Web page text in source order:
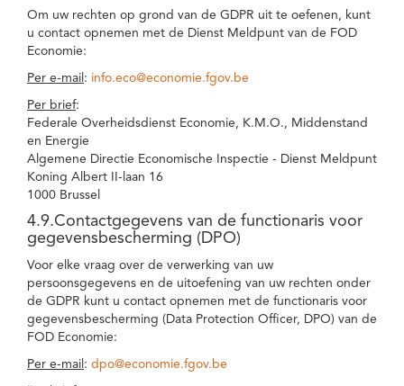
Om uw rechten op grond van de GDPR uit te oefenen, kunt
u contact opnemen met de Dienst Meldpunt van de FOD
Economie:
Per e-mail : info.eco@economie.fgov.be
Per brief:
Federale Overheidsdienst Economie, K.M.O., Middenstand
en Energie
Algemene Directie Economische Inspectie - Dienst Meldpunt
Koning Albert II-laan 16
1000 Brussel
4.9.Contactgegevens van de functionaris voor
gegevensbescherming (DPO)
Voor elke vraag over de verwerking van uw
persoonsgegevens en de uitoefening van uw rechten onder
de GDPR kunt u contact opnemen met de functionaris voor
gegevensbescherming (Data Protection Officer, DPO) van de
FOD Economie:
Per e-mail : dpo@economie.fgov.be